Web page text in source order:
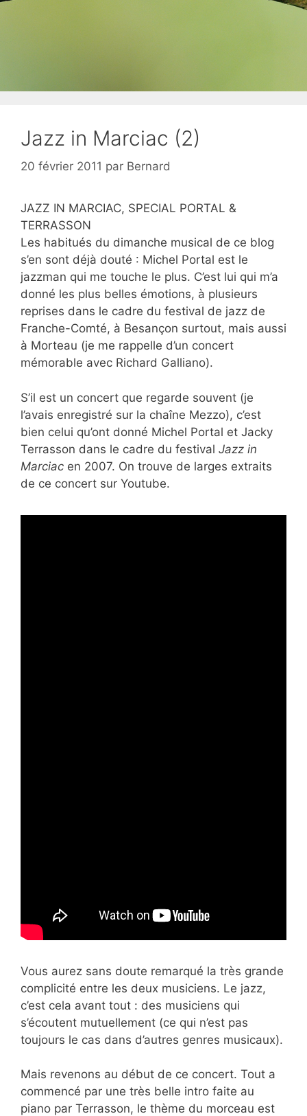
Jazz in Marciac (2)
20 février 2011 par Bernard
JAZZ IN MARCIAC, SPECIAL PORTAL &
TERRASSON
Les habitués du dimanche musical de ce blog
s’en sont déjà douté : Michel Portal est le
jazzman qui me touche le plus. C’est lui qui m’a
donné les plus belles émotions, à plusieurs
reprises dans le cadre du festival de jazz de
Franche-Comté, à Besançon surtout, mais aussi
à Morteau (je me rappelle d’un concert
mémorable avec Richard Galliano).
S’il est un concert que regarde souvent (je
l’avais enregistré sur la chaîne Mezzo), c’est
bien celui qu’ont donné Michel Portal et Jacky
Terrasson dans le cadre du festival Jazz in
Marciac en 2007. On trouve de larges extraits
de ce concert sur Youtube.
Vous aurez sans doute remarqué la très grande
complicité entre les deux musiciens. Le jazz,
c’est cela avant tout : des musiciens qui
s’écoutent mutuellement (ce qui n’est pas
toujours le cas dans d’autres genres musicaux).
Mais revenons au début de ce concert. Tout a
commencé par une très belle intro faite au
piano par Terrasson, le thème du morceau est